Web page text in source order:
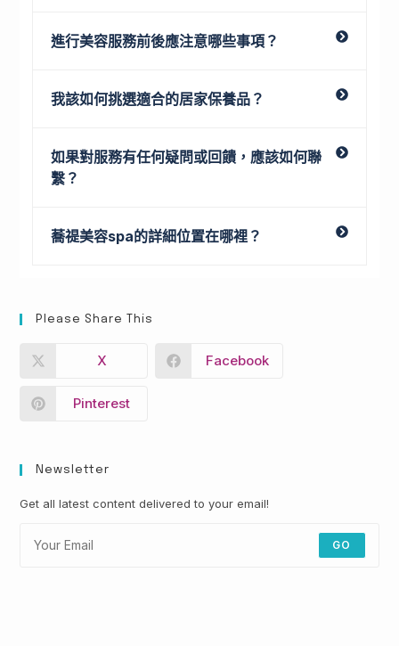
進行美容服務前後應注意哪些事項？
我該如何挑選適合的居家保養品？
如果對服務有任何疑問或回饋，應該如何聯
繫？
蕎禔美容spa的詳細位置在哪裡？
Please Share This
X Facebook
Pinterest
Newsletter
Get all latest content delivered to your email!
GO